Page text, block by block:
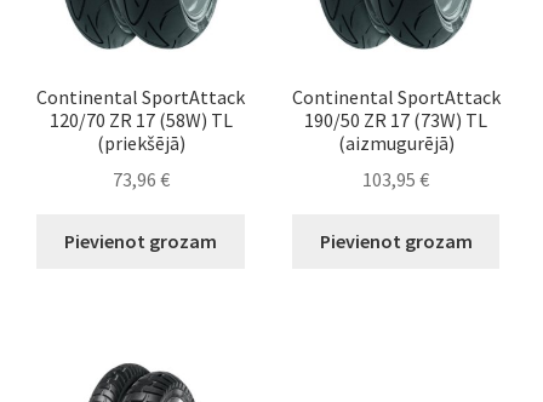
Continental SportAttack
120/70 ZR 17 (58W) TL
(priekšējā)
73,96 €
Pievienot grozam
Continental SportAttack
190/50 ZR 17 (73W) TL
(aizmugurējā)
103,95€
Pievienot grozam